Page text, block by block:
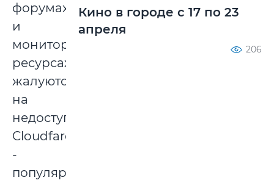
форумах
и
мониторинговых
ресурсах
жалуются
на
недоступность
Cloudfare
-
популярного
Кино в городе с 17 по 23
апреля
206